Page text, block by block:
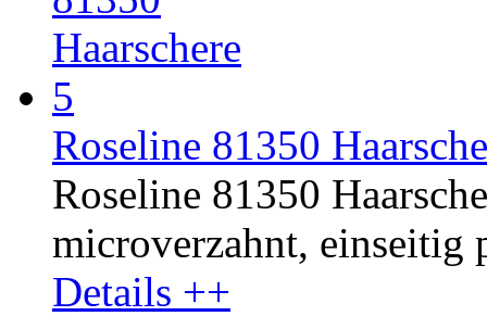
Roseline 81350
Roseline 81350
microverzahnt, einseitig
Details ++